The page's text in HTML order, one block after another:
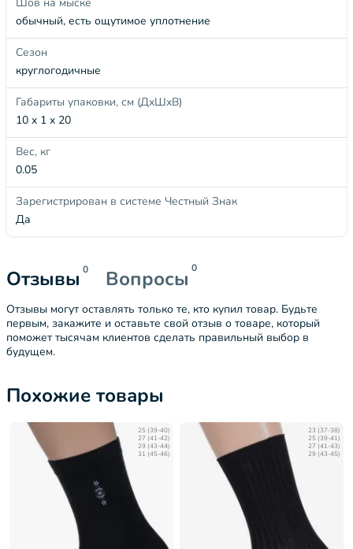
обычный, есть ощутимое уплотнение
Сезон
круглогодичные
Габариты упаковки, см (ДхШхВ)
10 x 1 x 20
Вес, кг
0.05
Зарегистрирован в системе Честный Знак
Да
Отзывы 0 Вопросы 0
Отзывы могут оставлять только те, кто купил товар. Будьте
первым, закажите и оставьте свой отзыв о товаре, который
поможет тысячам клиентов сделать правильный выбор в
будущем.
Похожие товары
25 (39-40)
27 (41-42)
29 (43-44)
31 (45-46)
23 (37-38)
25 (39-41)
27 (41-43)
29 (43-45)